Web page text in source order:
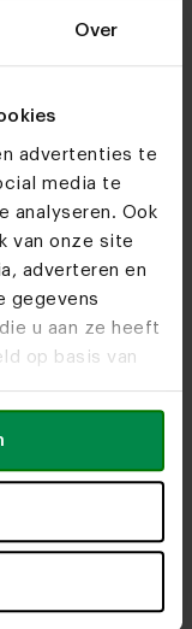
Over
advertenties te
media te
analyseren. Ook
van onze site
adverteren en
gegevens
u aan ze heeft
op basis van
samen in
3D